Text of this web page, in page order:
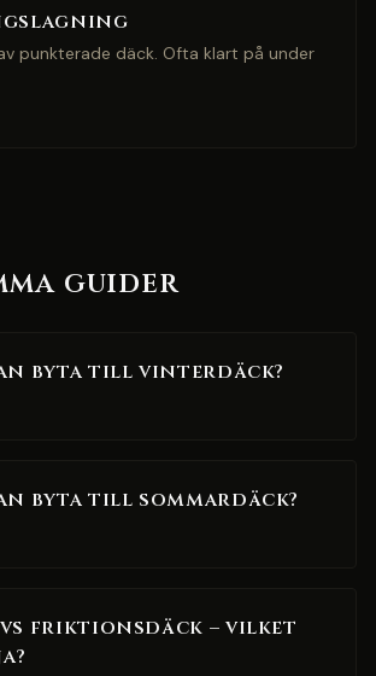
punkterade däck. Ofta klart på under
guider
byta till vinterdäck?
byta till sommardäck?
vs friktionsdäck – vilket